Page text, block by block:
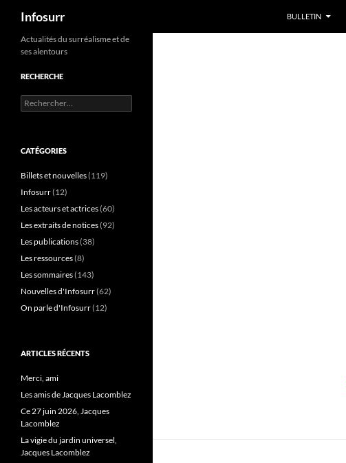
Aller
contenu
Infosurr BULLETIN
Actualités du surréalisme et de
ses alentours
RECHERCHE
Rechercher :
CATÉGORIES
Billets et nouvelles(119)
Infosurr(12)
Les acteurs et actrices(60)
Les extraits de notices(92)
Les publications(38)
Les ressources(8)
Les sommaires(143)
Nouvelles d'Infosurr(62)
On parle d'Infosurr(12)
ARTICLES RÉCENTS
Merci, ami
Les amis de Jacques Lacomblez
Ce 27 juin 2026, Jacques
Lacomblez
La vigie du jardin universel,
Jacques Lacomblez